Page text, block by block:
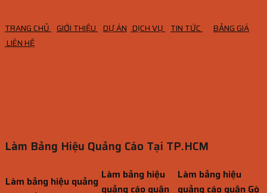
TRANG CHỦ GIỚI THIỆU DỰ ÁN DỊCH VỤ TIN TỨC
BẢNG GIÁ
LIÊN HỆ
Làm Bảng Hiệu Quảng Cáo Tại TP.HCM
Làm bảng hiệu quảng Làm bảng hiệu
quảng cáo quận
Làm bảng hiệu
quảng cáo quận Gò